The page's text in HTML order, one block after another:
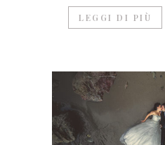
LEGGI DI PIÙ